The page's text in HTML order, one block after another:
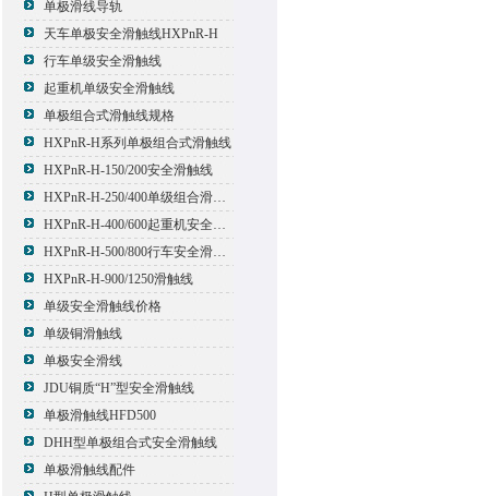
单极滑线导轨
天车单极安全滑触线HXPnR-H
行车单级安全滑触线
起重机单级安全滑触线
单极组合式滑触线规格
HXPnR-H系列单极组合式滑触线
HXPnR-H-150/200安全滑触线
HXPnR-H-250/400单级组合滑触线
HXPnR-H-400/600起重机安全滑触线
HXPnR-H-500/800行车安全滑触线
HXPnR-H-900/1250滑触线
单级安全滑触线价格
单级铜滑触线
单极安全滑线
JDU铜质“H”型安全滑触线
单极滑触线HFD500
DHH型单极组合式安全滑触线
单极滑触线配件